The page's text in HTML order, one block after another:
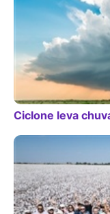
Ciclone leva